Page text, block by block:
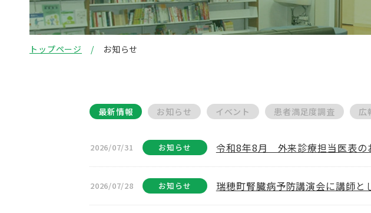
トップページ お知らせ
最新情報 お知らせ イベント 患者満足度調査 広
2026/07/31 お知らせ 令和8年8月 外来診療担当医表の
2026/07/28 お知らせ 瑞穂町腎臓病予防講演会に講師と